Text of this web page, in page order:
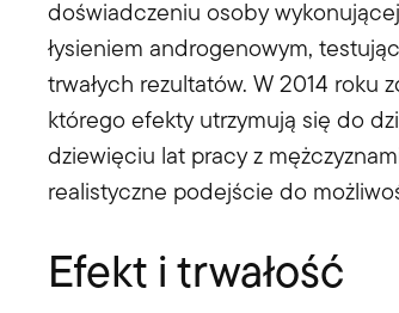
doświadczeniu osoby wykonującej
łysieniem androgenowym,
trwałych rezultatów. W 2014 roku
którego efekty utrzymują się do
dziewięciu lat pracy z
realistyczne podejście do
Efekt i trwałość